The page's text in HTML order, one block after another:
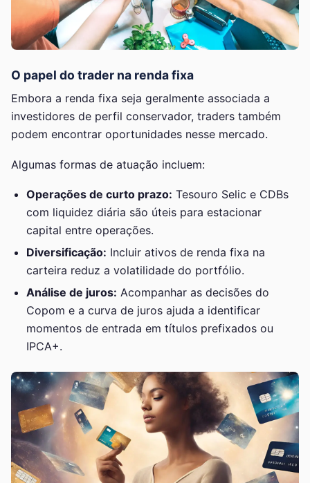
O papel do trader na renda fixa
Embora a renda fixa seja geralmente associada a
investidores de perfil conservador, traders também
podem encontrar oportunidades nesse mercado.
Algumas formas de atuação incluem:
Operações de curto prazo: Tesouro Selic e CDBs
com liquidez diária são úteis para estacionar
capital entre operações.
Diversificação: Incluir ativos de renda fixa na
carteira reduz a volatilidade do portfólio.
Análise de juros: Acompanhar as decisões do
Copom e a curva de juros ajuda a identificar
momentos de entrada em títulos prefixados ou
IPCA+.